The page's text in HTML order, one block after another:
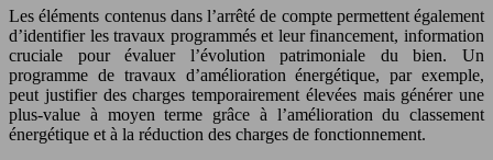
Les éléments contenus dans l’arrêté de compte permettent également
d’identifier les travaux programmés et leur financement, information
cruciale pour évaluer l’évolution patrimoniale du bien. Un
programme de travaux d’amélioration énergétique, par exemple,
peut justifier des charges temporairement élevées mais générer une
plus-value à moyen terme grâce à l’amélioration du classement
énergétique et à la réduction des charges de fonctionnement.